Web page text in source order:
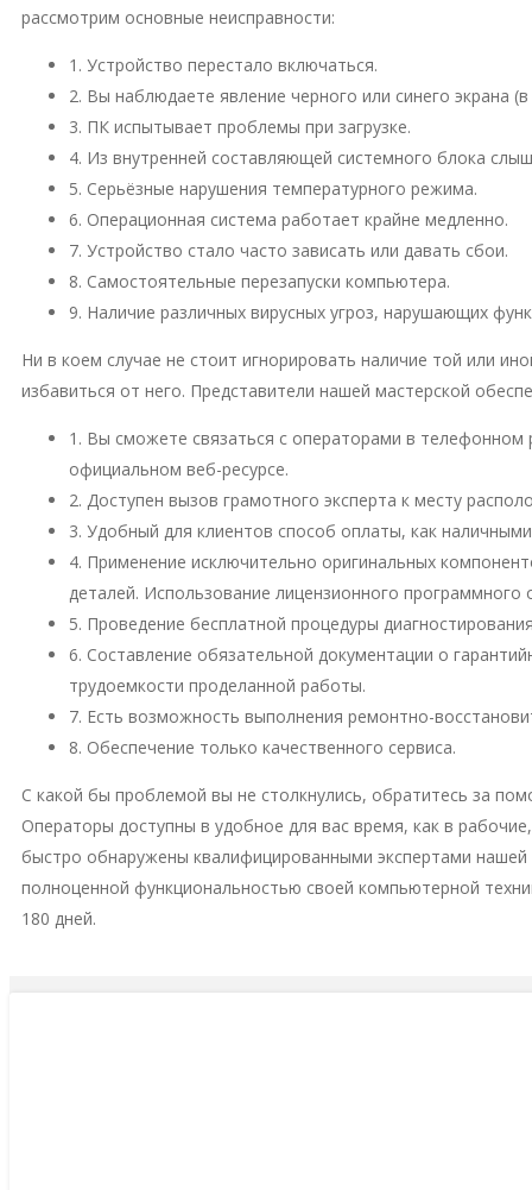
рассмотрим основные неисправности:
1. Устройство перестало включаться.
2. Вы наблюдаете явление черного или синего экрана
3. ПК испытывает проблемы при загрузке.
4. Из внутренней составляющей системного блока
5. Серьёзные нарушения температурного режима.
6. Операционная система работает крайне медленно.
7. Устройство стало часто зависать или давать сбои.
8. Самостоятельные перезапуски компьютера.
9. Наличие различных вирусных угроз, нарушающих
Ни в коем случае не стоит игнорировать наличие той или
избавиться от него. Представители нашей мастерской
1. Вы сможете связаться с операторами в
официальном веб-ресурсе.
2. Доступен вызов грамотного эксперта к месту
3. Удобный для клиентов способ оплаты, как
4. Применение исключительно оригинальных
деталей. Использование лицензионного
5. Проведение бесплатной процедуры
6. Составление обязательной документации о
трудоемкости проделанной работы.
7. Есть возможность выполнения ремонтно-
8. Обеспечение только качественного сервиса.
С какой бы проблемой вы не столкнулись, обратитесь за
Операторы доступны в удобное для вас время, как в
быстро обнаружены квалифицированными экспертами
полноценной функциональностью своей компьютерной
180 дней.